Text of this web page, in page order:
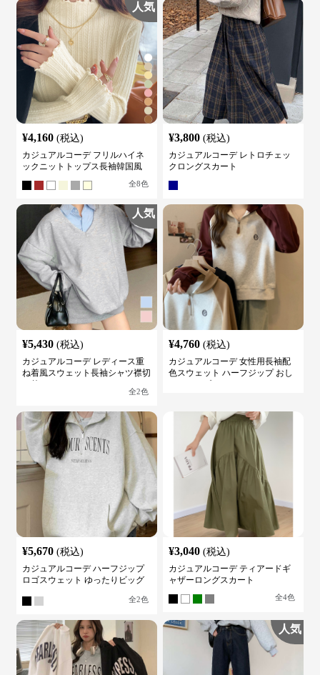
人気
¥4,160 (税込)
カジュアルコーデ フリルハイネ
ックニットトップス長袖韓国風
全8色
¥3,800 (税込)
カジュアルコーデ レトロチェッ
クロングスカート
人気
¥5,430 (税込)
カジュアルコーデ レディース重
ね着風スウェット長袖シャツ襟切
全2色
¥4,760 (税込)
カジュアルコーデ 女性用長袖配
色スウェット ハーフジップ おし
¥5,670 (税込)
カジュアルコーデ ハーフジップ
ロゴスウェット ゆったりビッグ
全2色
¥3,040 (税込)
カジュアルコーデ ティアードギ
ャザーロングスカート
全4色
人気